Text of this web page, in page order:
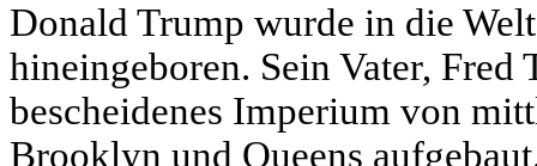
Donald Trump wurde in die
hineingeboren. Sein Vater, Fred
bescheidenes Imperium von
Brooklyn und Queens